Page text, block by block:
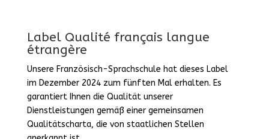
Label Qualité français langue
étrangère
Unsere Französisch-Sprachschule hat dieses Label
im Dezember 2024 zum fünften Mal erhalten. Es
garantiert Ihnen die Qualität unserer
Dienstleistungen gemäß einer gemeinsamen
Qualitätscharta, die von staatlichen Stellen